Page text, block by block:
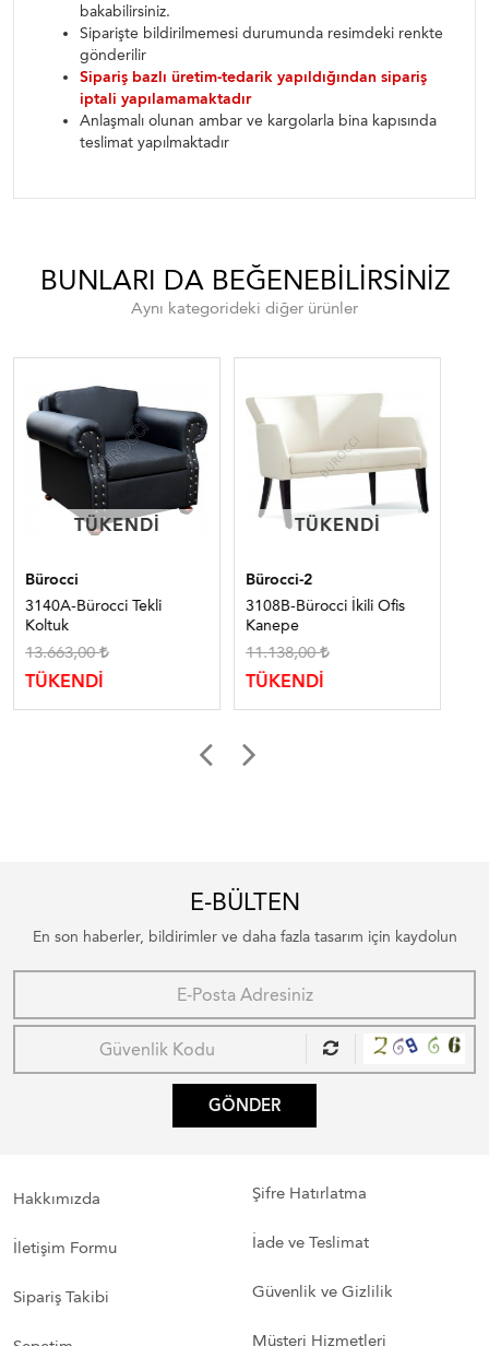
bakabilirsiniz.
Siparişte bildirilmemesi durumunda resimdeki renkte
gönderilir
Sipariş bazlı üretim-tedarik yapıldığından sipariş
iptali yapılamamaktadır
Anlaşmalı olunan ambar ve kargolarla bina kapısında
teslimat yapılmaktadır
BUNLARI DA BEĞENEBILIRSINIZ
Aynı kategorideki diğer ürünler
TÜKENDI
TÜKENDI
Bürocci
3140A-Bürocci Tekli
Koltuk
13.663,00
TÜKENDİ
TÜKENDI
TÜKENDI
Bürocci-2
3108B-Bürocci İkili Ofis
Kanepe
11.138,00
TÜKENDİ
E-BÜLTEN
En son haberler, bildirimler ve daha fazla tasarım için kaydolun
GÖNDER
Hakkımızda
İletişim Formu
Sipariş Takibi
Şifre Hatırlatma
İade ve Teslimat
Güvenlik ve Gizlilik
Müşteri Hizmetleri